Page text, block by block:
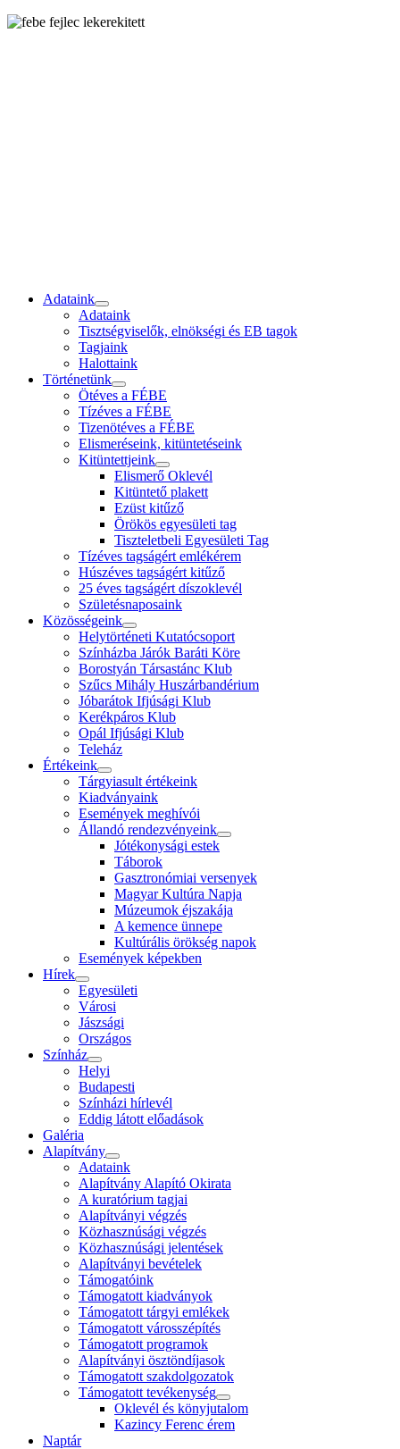
Adataink
Adataink
Tisztségviselők, elnökségi és EB tagok
Tagjaink
Halottaink
Történetünk
Ötéves a FÉBE
Tízéves a FÉBE
Tizenötéves a FÉBE
Elismeréseink, kitüntetéseink
Kitüntettjeink
Elismerő Oklevél
Kitüntető plakett
Ezüst kitűző
Örökös egyesületi tag
Tiszteletbeli Egyesületi Tag
Tízéves tagságért emlékérem
Húszéves tagságért kitűző
25 éves tagságért díszoklevél
Születésnaposaink
Közösségeink
Helytörténeti Kutatócsoport
Színházba Járók Baráti Köre
Borostyán Társastánc Klub
Szűcs Mihály Huszárbandérium
Jóbarátok Ifjúsági Klub
Kerékpáros Klub
Opál Ifjúsági Klub
Teleház
Értékeink
Tárgyiasult értékeink
Kiadványaink
Események meghívói
Állandó rendezvényeink
Jótékonysági estek
Táborok
Gasztronómiai versenyek
Magyar Kultúra Napja
Múzeumok éjszakája
A kemence ünnepe
Kultúrális örökség napok
Események képekben
Hírek
Egyesületi
Városi
Jászsági
Országos
Színház
Helyi
Budapesti
Színházi hírlevél
Eddig látott előadások
Galéria
Alapítvány
Adataink
Alapítvány Alapító Okirata
A kuratórium tagjai
Alapítványi végzés
Közhasznúsági végzés
Közhasznúsági jelentések
Alapítványi bevételek
Támogatóink
Támogatott kiadványok
Támogatott tárgyi emlékek
Támogatott városszépítés
Támogatott programok
Alapítványi ösztöndíjasok
Támogatott szakdolgozatok
Támogatott tevékenység
Oklevél és könyjutalom
Kazincy Ferenc érem
Naptár